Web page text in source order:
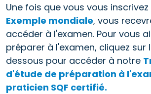
Une fois que vous vous
Exemple mondiale, vous
accéder à l'examen. Pour vous
préparer à l'examen, cliquez sur
dessous pour accéder à notre
d'étude de préparation à
praticien SQF certifié.